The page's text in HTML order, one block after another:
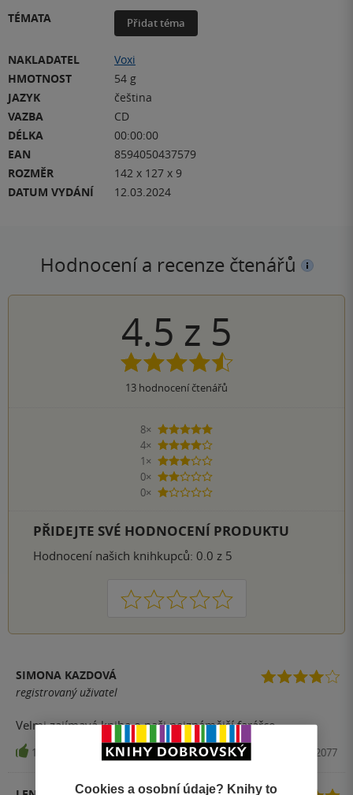
TÉMATA
Přidat téma
NAKLADATEL
Voxi
HMOTNOST
54 g
JAZYK
čeština
VAZBA
CD
DÉLKA
00:00:00
EAN
8594050437579
ROZMĚR
142 x 127 x 9
DATUM VYDÁNÍ
12.03.2024
Hodnocení a recenze čtenářů
4.5 z 5
13 hodnocení čtenářů
8×
5 hvězdiček
4×
4 hvězdičky
1×
3 hvězdičky
0×
2 hvězdičky
0×
1 hvezdička
PŘIDEJTE SVÉ HODNOCENÍ PRODUKTU
Hodnocení našich knihkupců: 0.0 z 5
1 2 3 4 5
SIMONA KAZDOVÁ
registrovaný uživatel
Velmi zajímavá kniha o naši nejznámější farářce
17 Kniha, Mladá fronta, 2023, 9788020462077
Cookies a osobní údaje? Knihy to